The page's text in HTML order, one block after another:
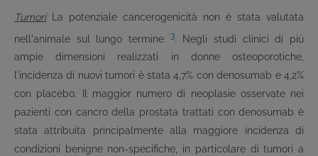
Tumori La potenziale cancerogenicità non è stata valutata
nell'animale sul lungo termine
3. Negli studi clinici di più
ampie dimensioni realizzati in donne osteoporotiche,
l'incidenza di nuovi tumori è stata 4,7% con denosumab e 4,2%
con placebo. Il maggior numero di neoplasie osservate nei
pazienti con cancro della prostata trattati con denosumab è
stata attribuita principalmente alla maggiore incidenza di
condizioni benigne non-specifiche, in particolare di tumori a